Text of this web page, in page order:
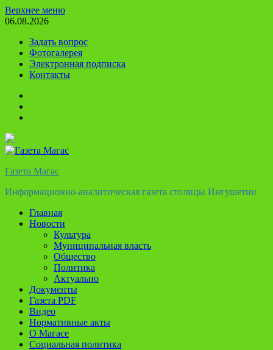
Перейти
к
Верхнее меню
06.08.2026
Задать вопрос
Фотогалерея
Электронная подписка
Контакты
Газета Магас
Информационно-аналитическая газета столицы Ингушетии
Главная
Новости
Культура
Муниципальная власть
Общество
Политика
Актуально
Документы
Газета PDF
Видео
Нормативные акты
О Магасе
Социальная политика